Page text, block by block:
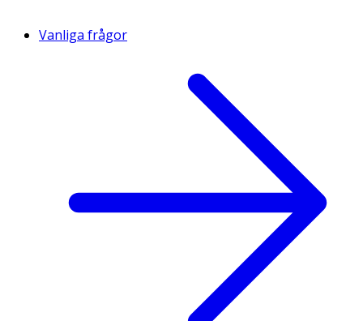
Vanliga frågor